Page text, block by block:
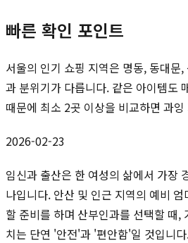
빠른 확인 포인트
서울의 인기 쇼핑 지역은 명동, 동대문
과 분위기가 다릅니다. 같은 아이템도
때문에 최소 2곳 이상을 비교하면 과
2026-02-23
임신과 출산은 한 여성의 삶에서 가장
나입니다. 안산 및 인근 지역의 예비
할 준비를 하며 산부인과를 선택할 때,
치는 단연 '안전'과 '편안함'일 것입니